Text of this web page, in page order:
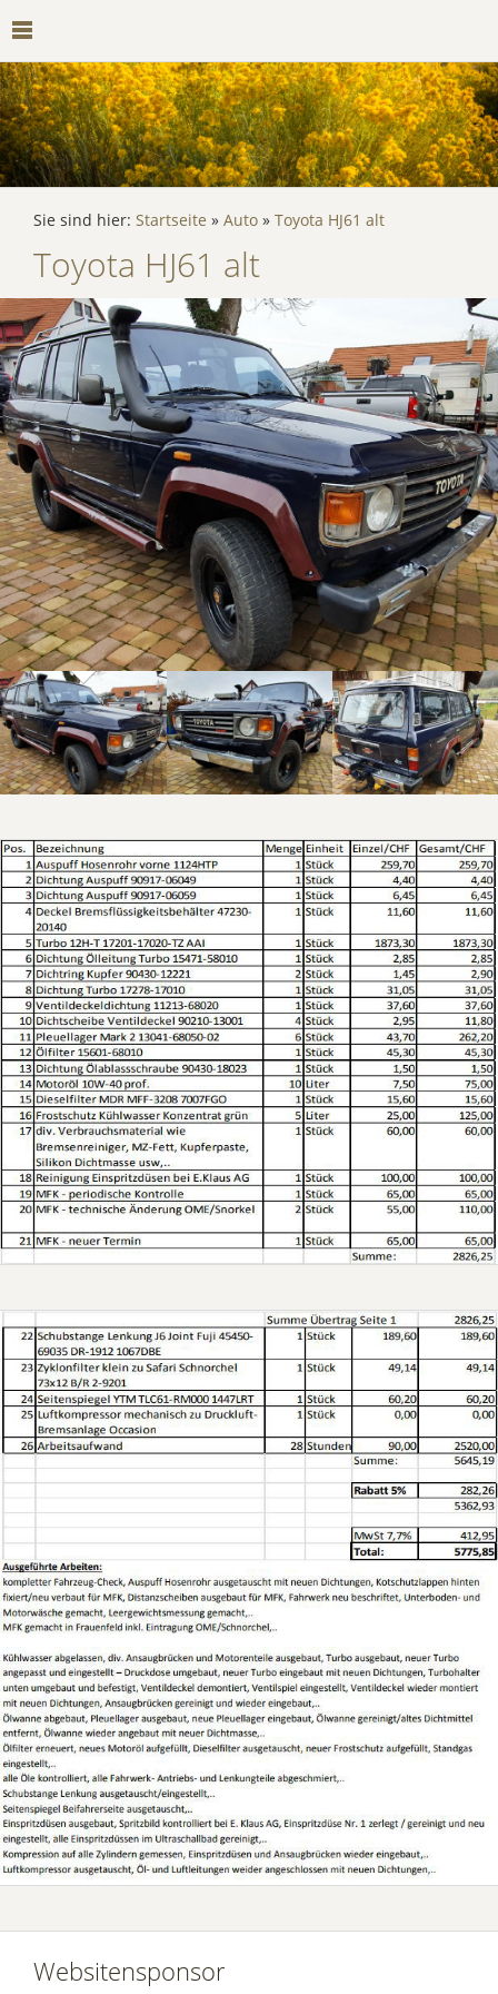
Sie sind hier: Startseite » Auto » Toyota HJ61 alt
Toyota HJ61 alt
Websitensponsor